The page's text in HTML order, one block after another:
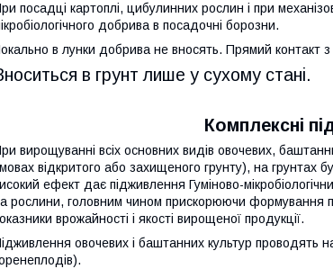
посадці картоплі, цибулинних рослин і при
добрива в посадочні борозни.
в лунки добрива не вносять. Прямий
в грунт лише у сухому стані.
Комплексні
вирощуванні всіх основних видів овочевих,
відкритого або захищеного грунту), на грунтах
ефект дає підживлення Гуміново-
рослини, головним чином прискорюючи формування
врожайності і якості вирощеної продукції.
овочевих і баштанних культур